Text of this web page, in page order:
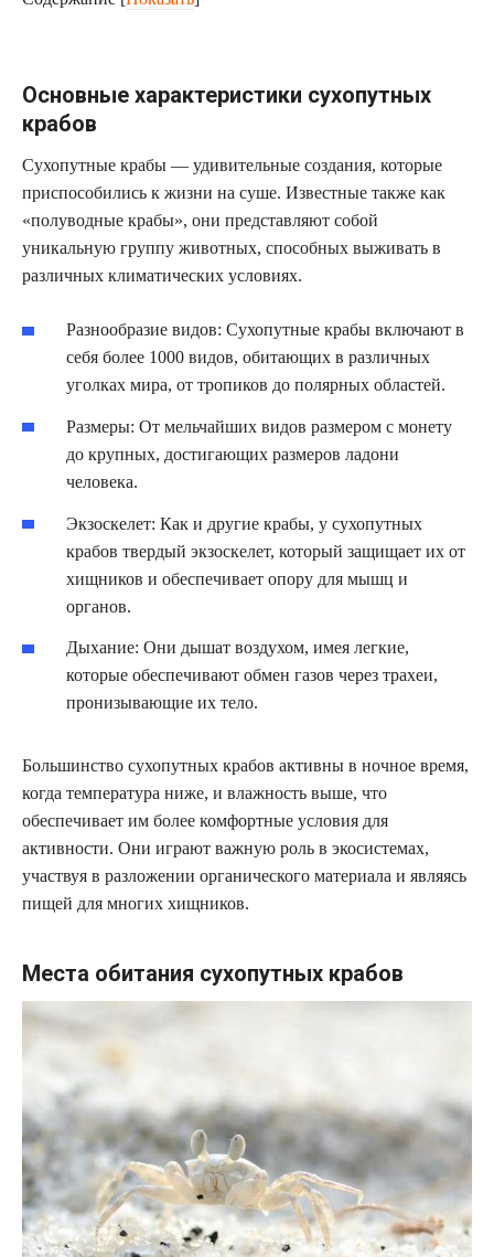
Основные характеристики сухопутных
крабов
Сухопутные крабы — удивительные создания, которые
приспособились к жизни на суше. Известные также как
«полуводные крабы», они представляют собой
уникальную группу животных, способных выживать в
различных климатических условиях.
Разнообразие видов: Сухопутные крабы включают в
себя более 1000 видов, обитающих в различных
уголках мира, от тропиков до полярных областей.
Размеры: От мельчайших видов размером с монету
до крупных, достигающих размеров ладони
человека.
Экзоскелет: Как и другие крабы, у сухопутных
крабов твердый экзоскелет, который защищает их от
хищников и обеспечивает опору для мышц и
органов.
Дыхание: Они дышат воздухом, имея легкие,
которые обеспечивают обмен газов через трахеи,
пронизывающие их тело.
Большинство сухопутных крабов активны в ночное время,
когда температура ниже, и влажность выше, что
обеспечивает им более комфортные условия для
активности. Они играют важную роль в экосистемах,
участвуя в разложении органического материала и являясь
пищей для многих хищников.
Места обитания сухопутных крабов